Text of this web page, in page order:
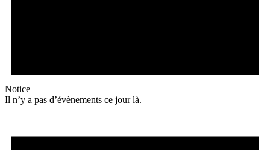
Notice
Il n’y a pas d’évènements ce jour là.